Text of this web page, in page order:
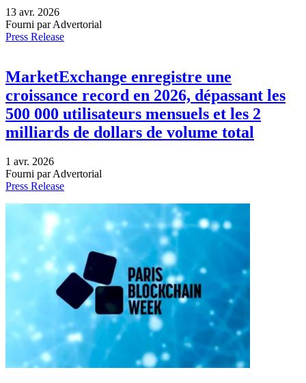
13 avr. 2026
Fourni par Advertorial
Press Release
MarketExchange enregistre une
croissance record en 2026, dépassant les
500 000 utilisateurs mensuels et les 2
milliards de dollars de volume total
1 avr. 2026
Fourni par Advertorial
Press Release